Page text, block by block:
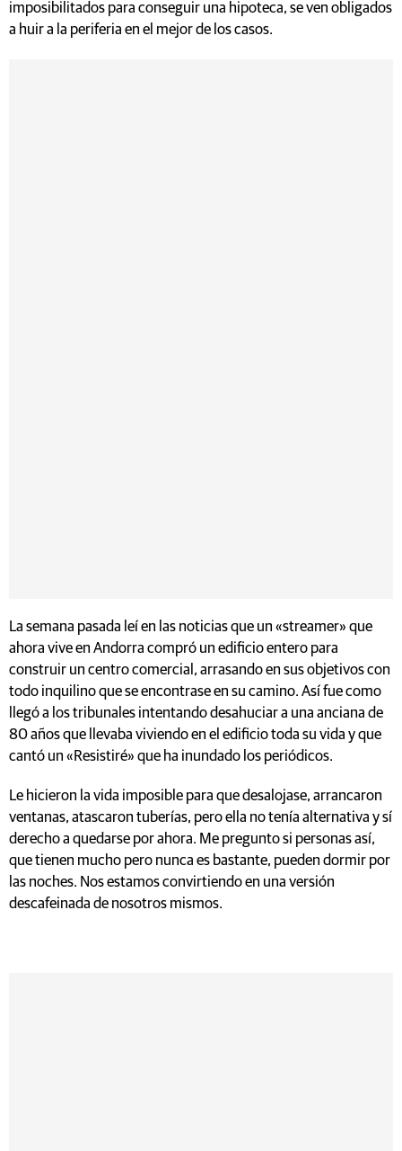
imposibilitados para conseguir una hipoteca, se ven obligados
a huir a la periferia en el mejor de los casos.
La semana pasada leí en las noticias que un «streamer» que
ahora vive en Andorra compró un edificio entero para
construir un centro comercial, arrasando en sus objetivos con
todo inquilino que se encontrase en su camino. Así fue como
llegó a los tribunales intentando desahuciar a una anciana de
80 años que llevaba viviendo en el edificio toda su vida y que
cantó un «Resistiré» que ha inundado los periódicos.
Le hicieron la vida imposible para que desalojase, arrancaron
ventanas, atascaron tuberías, pero ella no tenía alternativa y sí
derecho a quedarse por ahora. Me pregunto si personas así,
que tienen mucho pero nunca es bastante, pueden dormir por
las noches. Nos estamos convirtiendo en una versión
descafeinada de nosotros mismos.